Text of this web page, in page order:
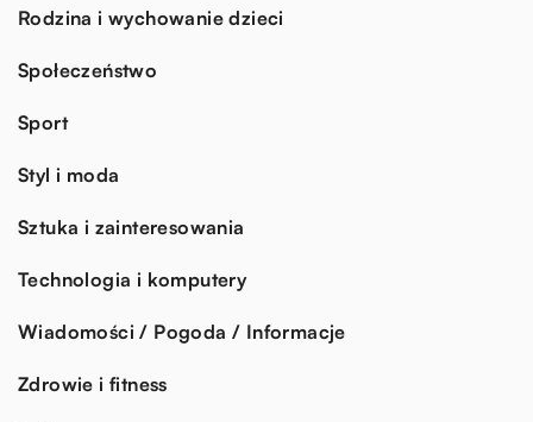
Rodzina i wychowanie dzieci
Społeczeństwo
Sport
Styl i moda
Sztuka i zainteresowania
Technologia i komputery
Wiadomości / Pogoda / Informacje
Zdrowie i fitness